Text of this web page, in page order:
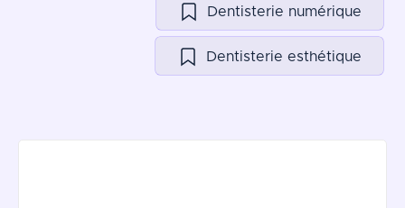
Dentisterie numérique
Dentisterie esthétique